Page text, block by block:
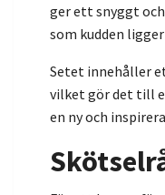
ger ett snyggt
som kudden
Setet innehåller
vilket gör det till
en ny och